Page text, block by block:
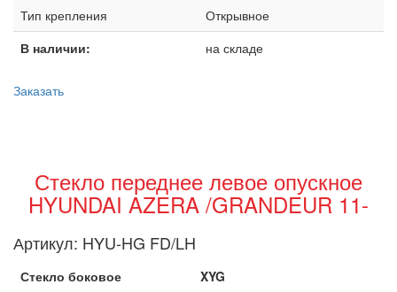
Тип крепления
Открывное
В наличии:
на складе
Заказать
Стекло переднее левое опускное
HYUNDAI AZERA /GRANDEUR 11-
Артикул: HYU-HG FD/LH
Стекло боковое
XYG